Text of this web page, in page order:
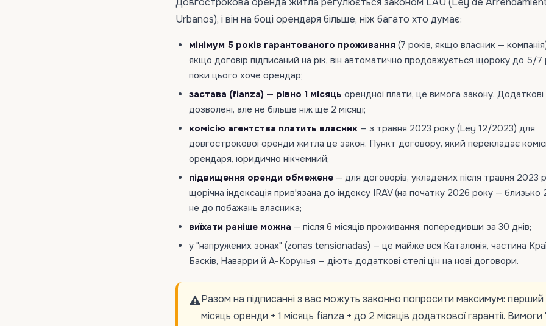
Urbanos), і він на боці орендаря більше, ніж багато хто думає:
мінімум 5 років гарантованого проживання (7 років, якщо власник —
якщо договір підписаний на рік, він автоматично продовжується щороку до 5/7
поки цього хоче орендар;
застава (fianza) — рівно 1 місяць орендної плати, це вимога закону. Додаткові
дозволені, але не більше ніж ще 2 місяці;
комісію агентства платить власник — з травня 2023 року (Ley 12/2023) для
довгострокової оренди житла це закон. Пункт договору, який перекладає
орендаря, юридично нікчемний;
підвищення оренди обмежене — для договорів, укладених після травня 2023
щорічна індексація прив'язана до індексу IRAV (на початку 2026 року — близько
не до побажань власника;
виїхати раніше можна — після 6 місяців проживання, попередивши за 30 днів;
у "напружених зонах" (zonas tensionadas) — це майже вся Каталонія, частина
Басків, Наварри й А-Корунья — діють додаткові стелі цін на нові договори.
⚠️Разом на підписанні з вас можуть законно попросити максимум: перший
місяць оренди + 1 місяць fianza + до 2 місяців додаткової гарантії. Вимоги